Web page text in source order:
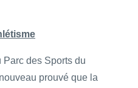
Parc des Sports du
prouvé que la